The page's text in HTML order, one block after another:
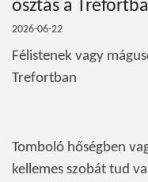
osztás a
2026-06-22
Félistenek vagy
Trefortban
Tomboló hőségben
kellemes szobát tud